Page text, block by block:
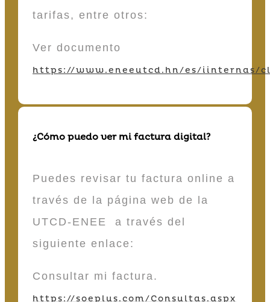
tarifas, entre otros:
Ver documento
https://www.eneeutcd.hn/es/iinternas/
¿Cómo puedo ver mi factura digital?
Puedes revisar tu factura online a
través de la página web de la
UTCD-ENEE a través del
siguiente enlace:
Consultar mi factura.
https://soeplus.com/Consultas.aspx